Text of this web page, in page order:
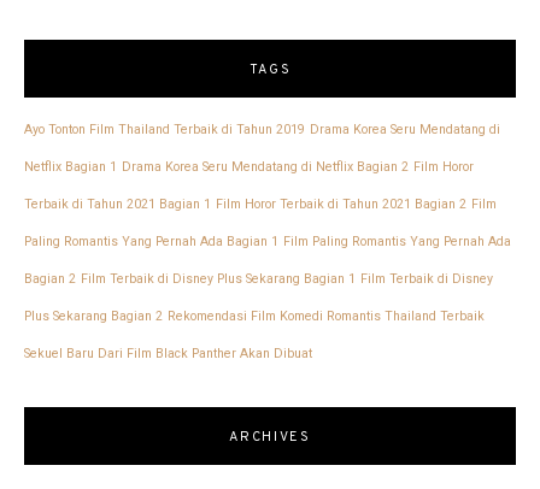
TAGS
Ayo Tonton Film Thailand Terbaik di Tahun 2019 Drama Korea Seru Mendatang di
Netflix Bagian 1 Drama Korea Seru Mendatang di Netflix Bagian 2 Film Horor
Terbaik di Tahun 2021 Bagian 1 Film Horor Terbaik di Tahun 2021 Bagian 2 Film
Paling Romantis Yang Pernah Ada Bagian 1 Film Paling Romantis Yang Pernah Ada
Bagian 2 Film Terbaik di Disney Plus Sekarang Bagian 1 Film Terbaik di Disney
Plus Sekarang Bagian 2 Rekomendasi Film Komedi Romantis Thailand Terbaik
Sekuel Baru Dari Film Black Panther Akan Dibuat
ARCHIVES